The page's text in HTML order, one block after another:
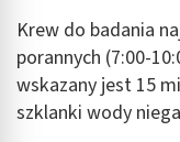
Krew do badania
porannych (7:00-
wskazany jest 15
szklanki wody